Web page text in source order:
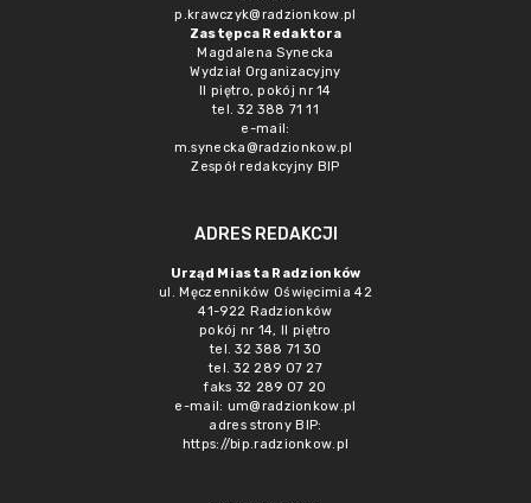
p.krawczyk@radzionkow.pl
Zastępca Redaktora
Magdalena Synecka
Wydział Organizacyjny
II piętro, pokój nr 14
tel. 32 388 71 11
e-mail:
m.synecka@radzionkow.pl
Zespół redakcyjny BIP
ADRES REDAKCJI
Urząd Miasta Radzionków
ul. Męczenników Oświęcimia 42
41-922 Radzionków
pokój nr 14, II piętro
tel. 32 388 71 30
tel. 32 289 07 27
faks 32 289 07 20
e-mail: um@radzionkow.pl
adres strony BIP:
https://bip.radzionkow.pl